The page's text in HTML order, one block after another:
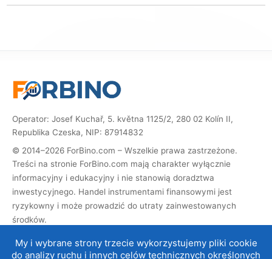
My i wybrane strony trzecie wykorzystujemy pliki cookie
do analizy ruchu i innych celów technicznych określonych
Operator: Josef Kuchař, 5. května 1125/2, 280 02 Kolín II,
Republika Czeska, NIP: 87914832
© 2014–2026 ForBino.com – Wszelkie prawa zastrzeżone.
Treści na stronie ForBino.com mają charakter wyłącznie
informacyjny i edukacyjny i nie stanowią doradztwa
inwestycyjnego. Handel instrumentami finansowymi jest
ryzykowny i może prowadzić do utraty zainwestowanych
środków.
rejestracji za ich pośrednictwem, otrzymamy prowizję, dzięki